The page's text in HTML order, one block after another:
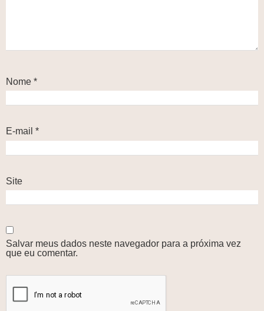
Nome *
E-mail *
Site
Salvar meus dados neste navegador para a próxima vez
que eu comentar.